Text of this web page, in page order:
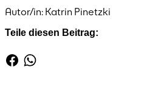
Autor/in: Katrin Pinetzki
Teile diesen Beitrag: